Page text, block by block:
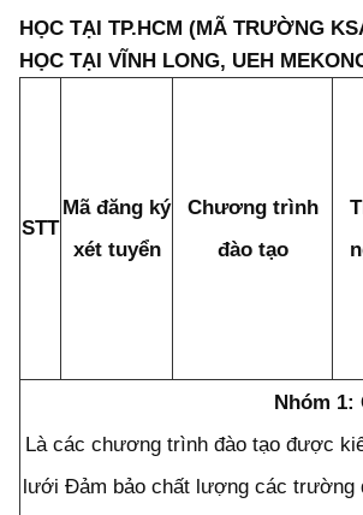
HỌC TẠI TP.HCM (MÃ TRƯỜNG
HỌC TẠI VĨNH LONG, UEH
STT
Mã đăng ký
xét tuyển
Chương trình
đào tạo
Nhóm
Là các chương trình đào tạo được
lưới Đảm bảo chất lượng các trường